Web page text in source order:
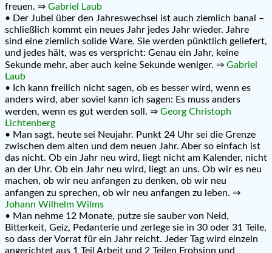
freuen. ⇒ Gabriel Laub
• Der Jubel über den Jahreswechsel ist auch ziemlich banal –
schließlich kommt ein neues Jahr jedes Jahr wieder. Jahre
sind eine ziemlich solide Ware. Sie werden pünktlich geliefert,
und jedes hält, was es verspricht: Genau ein Jahr, keine
Sekunde mehr, aber auch keine Sekunde weniger. ⇒ Gabriel
Laub
• Ich kann freilich nicht sagen, ob es besser wird, wenn es
anders wird, aber soviel kann ich sagen: Es muss anders
werden, wenn es gut werden soll. ⇒ Georg Christoph
Lichtenberg
• Man sagt, heute sei Neujahr. Punkt 24 Uhr sei die Grenze
zwischen dem alten und dem neuen Jahr. Aber so einfach ist
das nicht. Ob ein Jahr neu wird, liegt nicht am Kalender, nicht
an der Uhr. Ob ein Jahr neu wird, liegt an uns. Ob wir es neu
machen, ob wir neu anfangen zu denken, ob wir neu
anfangen zu sprechen, ob wir neu anfangen zu leben. ⇒
Johann Wilhelm Wilms
• Man nehme 12 Monate, putze sie sauber von Neid,
Bitterkeit, Geiz, Pedanterie und zerlege sie in 30 oder 31 Teile,
so dass der Vorrat für ein Jahr reicht. Jeder Tag wird einzeln
angerichtet aus 1 Teil Arbeit und 2 Teilen Frohsinn und